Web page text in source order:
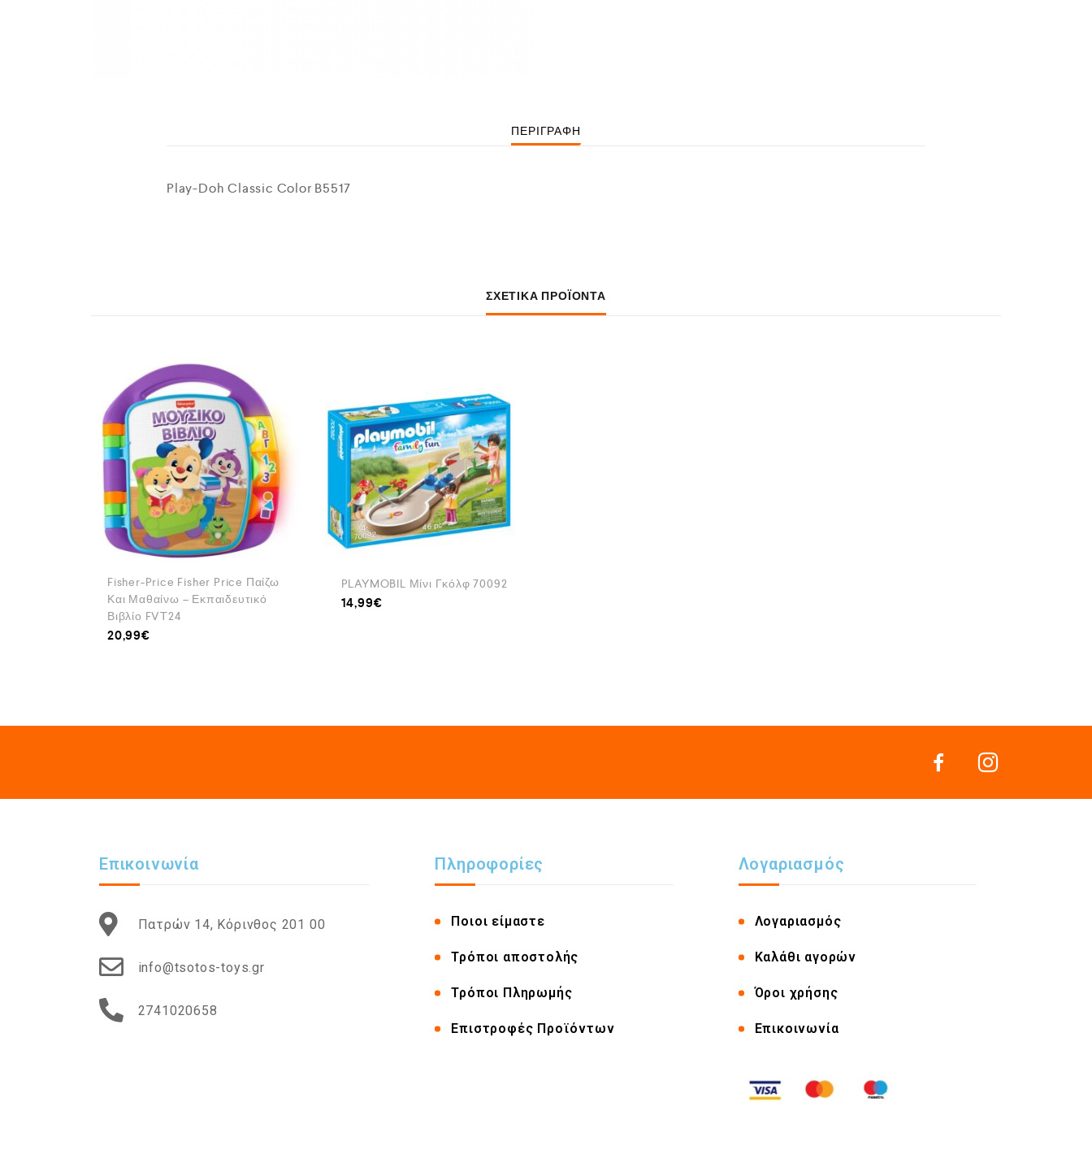
ΠΕΡΙΓΡΑΦΉ
Play-Doh Classic Color B5517
ΣΧΕΤΙΚΆ ΠΡΟΪΌΝΤΑ
Fisher-Price Fisher Price Παίζω
Και Μαθαίνω – Εκπαιδευτικό
Βιβλίο FVT24
20,99€
PLAYMOBIL Μίνι Γκόλφ 70092
14,99€
Επικοινωνία
Πατρών 14, Κόρινθος 201 00
info@tsotos-toys.gr
2741020658
Πληροφορίες
Ποιοι είμαστε
Τρόποι αποστολής
Τρόποι Πληρωμής
Επιστροφές Προϊόντων
Λογαριασμός
Λογαριασμός
Καλάθι αγορών
Όροι χρήσης
Επικοινωνία